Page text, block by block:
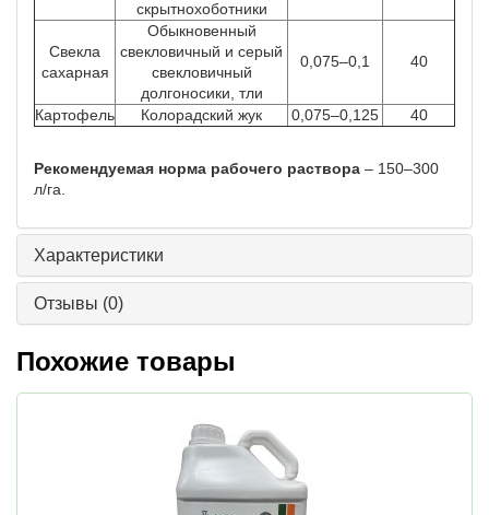
скрытнохоботники
Свекла
сахарная
Обыкновенный
свекловичный и серый
свекловичный
долгоносики, тли
0,075–0,1 40
Картофель Колорадский жук 0,075–0,125 40
Рекомендуемая норма рабочего раствора – 150–300
л/га.
Характеристики
Отзывы (0)
Похожие товары